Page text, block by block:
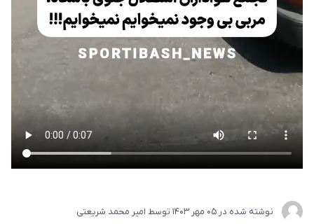
نوشته شده در 05 مهر 1403 توسط امیر محمد شریعتی